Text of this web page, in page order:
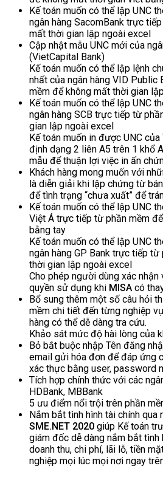
Kế toán muốn có thể lập UNC
ngân hàng SacomBank trực
mất thời gian lập ngoài excel
Cập nhật mẫu UNC mới của
(VietCapital Bank)
Kế toán muốn có thể lập lệnh
nhất của ngân hàng VID Public
mềm để không mất thời gian
Kế toán muốn có thể lập UNC
ngân hàng SCB trực tiếp từ
gian lập ngoài excel
Kế toán muốn in được UNC
định dạng 2 liên A5 trên 1 khổ
mẫu để thuận lợi việc in ấn
Khách hàng mong muốn với
là diễn giải khi lập chứng từ
để tình trạng “chưa xuất” để
Kế toán muốn có thể lập UNC
Việt Á trực tiếp từ phần mềm
bằng tay
Kế toán muốn có thể lập UNC
ngân hàng GP Bank trực tiếp
thời gian lập ngoài excel
Cho phép người dùng xác
quyền sử dụng khi MISA có
Bổ sung thêm một số câu hỏi
mềm chi tiết đến từng nghiệp
hàng có thể dễ dàng tra cứu.
Khảo sát mức độ hài lòng của
Bỏ bắt buộc nhập Tên đăng
email gửi hóa đơn để đáp ứng
xác thực bằng user, password
Tích hợp chính thức với các
HDBank, MBBank
5 ưu điểm nổi trội trên phần
Nắm bắt tình hình tài chính qua
SME.NET 2020 giúp Kế toán
giám đốc dễ dàng nắm bắt tình
doanh thu, chi phí, lãi lỗ, tiền
nghiệp mọi lúc mọi nơi ngay